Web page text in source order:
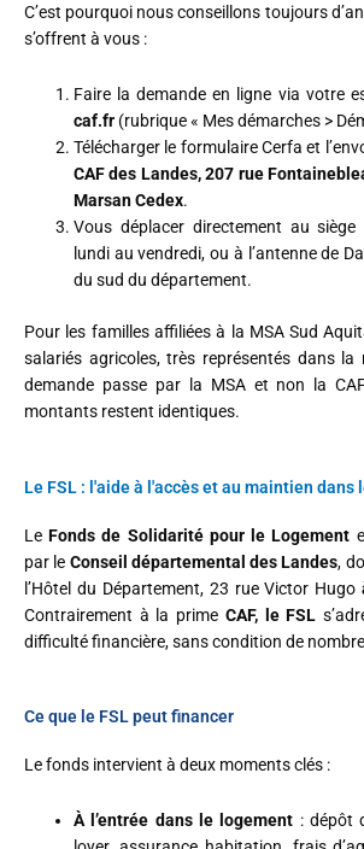
C’est pourquoi nous conseillons toujours
s’offrent à vous :
Faire la demande en ligne via votre
caf.fr (rubrique « Mes démarches >
Télécharger le formulaire Cerfa et
CAF des Landes, 207 rue
Marsan Cedex.
Vous déplacer directement au
lundi au vendredi, ou à l’antenne de
du sud du département.
Pour les familles affiliées à la MSA Sud
salariés agricoles, très représentés dans la
demande passe par la MSA et non la
montants restent identiques.
Le FSL : l'aide à l'accès et au maintien dans
LeFonds de Solidarité pour le Logement
par le Conseil départemental des Landes,
l’Hôtel du Département, 23 rue Victor Hugo
Contrairement à la prime CAF, le FSL
difficulté financière, sans condition de
Ce que le FSL peut financer
Le fonds intervient à deux moments clés :
À l’entrée dans le logement : dépôt